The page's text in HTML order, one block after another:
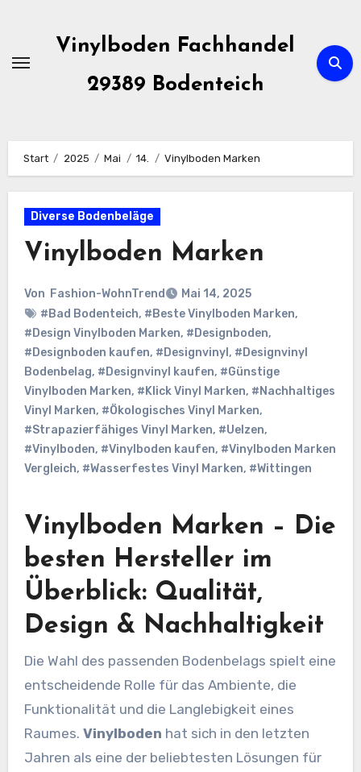
springen
Vinylboden Fachhandel
29389 Bodenteich
Start 2025 Mai 14. Vinylboden Marken
Diverse Bodenbeläge
Vinylboden Marken
Von Fashion-WohnTrend
Mai 14, 2025
#Bad Bodenteich, #Beste Vinylboden Marken,
#Design Vinylboden Marken, #Designboden,
#Designboden kaufen, #Designvinyl , #Designvinyl
Bodenbelag, #Designvinyl kaufen, #Günstige
Vinylboden Marken, #Klick Vinyl Marken, #Nachhaltiges
Vinyl Marken, #Ökologisches Vinyl Marken,
#Strapazierfähiges Vinyl Marken, #Uelzen,
#Vinylboden, #Vinylboden kaufen, #Vinylboden Marken
Vergleich, #Wasserfestes Vinyl Marken, #Wittingen
Vinylboden Marken – Die
besten Hersteller im
Überblick: Qualität,
Design & Nachhaltigkeit
Die Wahl des passenden Bodenbelags spielt eine
entscheidende Rolle für das Ambiente, die
Funktionalität und die Langlebigkeit eines
Raumes. Vinylboden hat sich in den letzten
Jahren als eine der beliebtesten Lösungen für